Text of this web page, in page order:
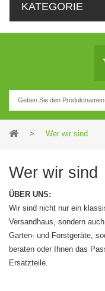
KATEGORIE
> Wer wir sind
Wer wir sind
ÜBER UNS:
Wir sind nicht nur ein
Versandhaus, sondern
Garten- und Forstgeräte,
beraten oder Ihnen das
Ersatzteile.